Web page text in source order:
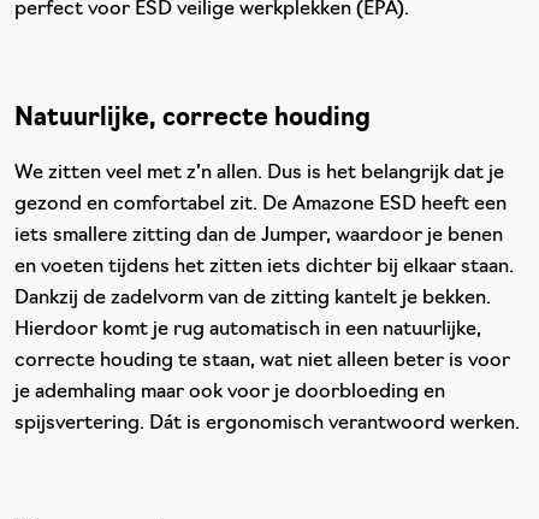
perfect voor ESD veilige werkplekken (EPA).
Natuurlijke, correcte houding
We zitten veel met z’n allen. Dus is het belangrijk dat je
gezond en comfortabel zit. De Amazone ESD heeft een
iets smallere zitting dan de Jumper, waardoor je benen
en voeten tijdens het zitten iets dichter bij elkaar staan.
Dankzij de zadelvorm van de zitting kantelt je bekken.
Hierdoor komt je rug automatisch in een natuurlijke,
correcte houding te staan, wat niet alleen beter is voor
je ademhaling maar ook voor je doorbloeding en
spijsvertering. Dát is ergonomisch verantwoord werken.